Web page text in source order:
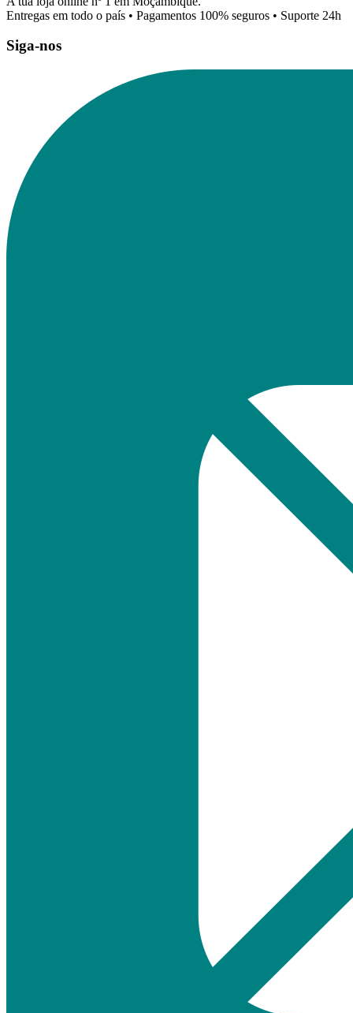
Entregas em todo o país • Pagamentos 100% seguros • Suporte 24h
Siga-nos